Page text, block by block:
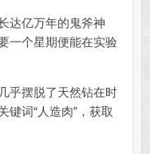
亿万年的鬼斧神
一个星期便能在实验
摆脱了天然钻在时
键词“人造肉”，获取